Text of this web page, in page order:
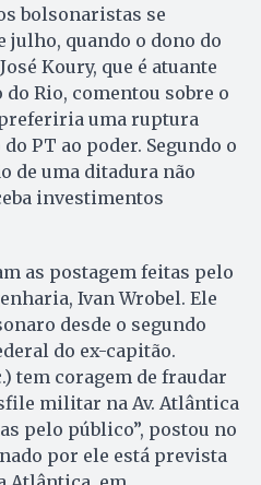
bolsonaristas se
julho, quando o dono do
Koury, que é atuante
Rio, comentou sobre o
uma ruptura
PT ao poder. Segundo o
de uma ditadura não
investimentos
as postagem feitas pelo
Ivan Wrobel. Ele
desde o segundo
do ex-capitão.
tem coragem de fraudar
militar na Av. Atlântica
pelo público”, postou no
por ele está prevista